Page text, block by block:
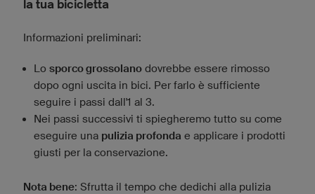
la tua bicicletta
Informazioni preliminari:
Lo sporco grossolano dovrebbe essere rimosso
dopo ogni uscita in bici. Per farlo è sufficiente
seguire i passi dall'1 al 3.
Nei passi successivi ti spiegheremo tutto su come
eseguire una pulizia profonda e applicare i prodotti
giusti per la conservazione.
Nota bene: Sfrutta il tempo che dedichi alla pulizia